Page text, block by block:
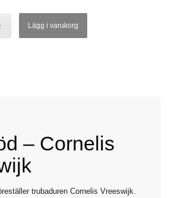
Lägg i varukorg
– Cornelis
trubaduren Cornelis Vreeswijk.